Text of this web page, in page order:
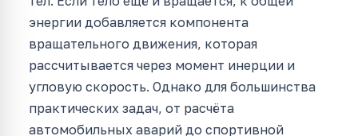
энергии добавляется компонента
вращательного движения, которая
рассчитывается через момент инерции и
угловую скорость. Однако для большинства
практических задач, от расчёта
автомобильных аварий до спортивной